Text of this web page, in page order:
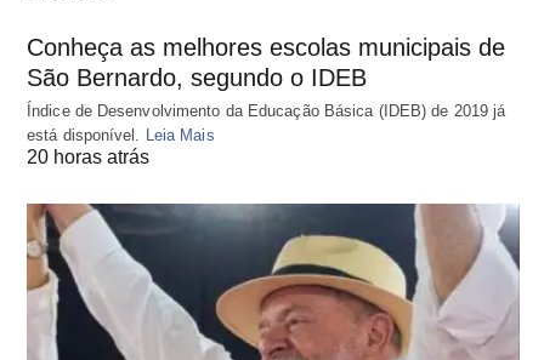
Conheça as melhores escolas municipais de
São Bernardo, segundo o IDEB
Índice de Desenvolvimento da Educação Básica (IDEB) de 2019 já
está disponível.
Leia Mais
20 horas atrás